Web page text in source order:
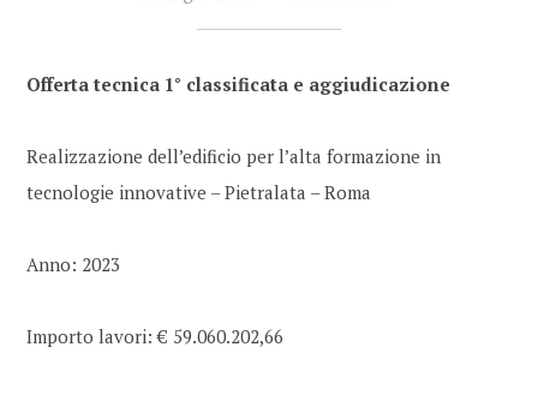
Offerta tecnica 1° classificata e aggiudicazione
Realizzazione dell’edificio per l’alta formazione in
tecnologie innovative – Pietralata – Roma
Anno: 2023
Importo lavori: € 59.060.202,66